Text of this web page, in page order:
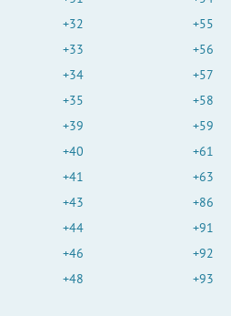
+32
+33
+34
+35
+39
+40
+41
+43
+44
+46
+48
+55
+56
+57
+58
+59
+61
+63
+86
+91
+92
+93